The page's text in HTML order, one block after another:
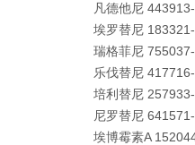
凡德他尼
埃罗替尼
瑞格菲尼
乐伐替尼
培利替尼
尼罗替尼
埃博霉素A